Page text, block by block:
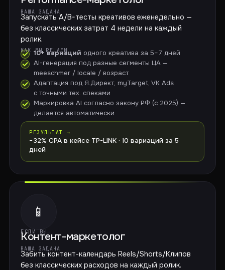
ВАША ЗАДАЧА
Запускать A/B-тесты креативов еженедельно —
без классических затрат 4 недели на каждый
ролик.
КАК МЫ РЕШАЕМ
10+ вариаций одного креатива за 5–7 дней
AI-генерация под разные сегменты ЦА —
meeschmer / locale / возраст
Адаптация под Я.Директ, myTarget, VK Ads
с точными тех. спеками
Маркировка AI согласно закону РФ (с 2025) —
делается автоматически
РЕЗУЛЬТАТ →
−32% CPA в кейсе TP-LINK · 10 вариаций за 5
дней
📱
ЕСЛИ ВЫ…
Контент-маркетолог
ВАША ЗАДАЧА
Забить контент-календарь Reels/Shorts/Клипов
без классических расходов на каждый ролик.